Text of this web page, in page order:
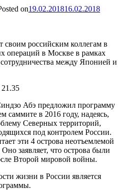
on19.02.201816.02.2018
российским коллегам в
операций в Москве в рамках
между Японией и
Абэ предложил программу
саммите в 2016 году, надеясь,
Северных территорий,
под контролем России.
эти 4 острова неотъемлемой
заявляет, что острова были
Второй мировой войны.
жизни в России является